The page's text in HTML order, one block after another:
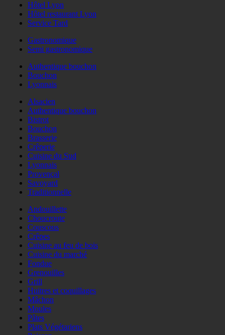
Hôtel Lyon
Hôtel restaurant Lyon
Service Tard
Gastronomique
Semi gastronomique
Authentique bouchon
Bouchon
Lyonnais
Alsacien
Authentique bouchon
Bistrot
Bouchon
Brasserie
Crêperie
Cuisine du Sud
Lyonnais
Provençal
Savoyard
Traditionnelle
Andouillette
Choucroute
Couscous
Crêpes
Cuisine au feu de bois
Cuisine du marché
Fondue
Grenouilles
Grill
Huitres et coquillages
Mâchon
Moules
Pâtes
Plats Végétariens